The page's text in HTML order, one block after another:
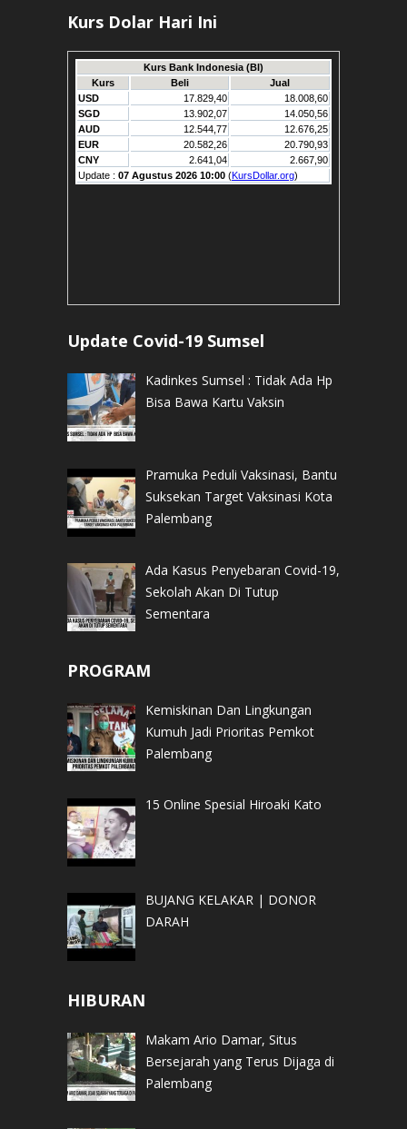
Kurs Dolar Hari Ini
Update Covid-19 Sumsel
Kadinkes Sumsel : Tidak Ada Hp
Bisa Bawa Kartu Vaksin
Pramuka Peduli Vaksinasi, Bantu
Suksekan Target Vaksinasi Kota
Palembang
Ada Kasus Penyebaran Covid-19,
Sekolah Akan Di Tutup
Sementara
PROGRAM
Kemiskinan Dan Lingkungan
Kumuh Jadi Prioritas Pemkot
Palembang
15 Online Spesial Hiroaki Kato
BUJANG KELAKAR | DONOR
DARAH
HIBURAN
Makam Ario Damar, Situs
Bersejarah yang Terus Dijaga di
Palembang